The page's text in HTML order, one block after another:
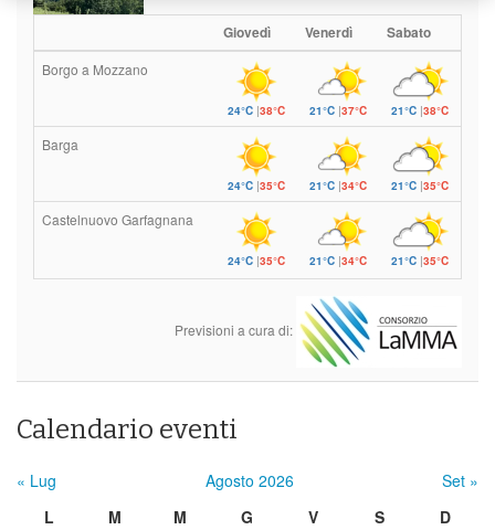
Giovedì Venerdì Sabato
Borgo a Mozzano
24°C |38°C 21°C |37°C 21°C |38°C
Barga
24°C |35°C 21°C |34°C 21°C |35°C
Castelnuovo Garfagnana
24°C |35°C 21°C |34°C 21°C |35°C
Previsioni a cura di:
Calendario eventi
« Lug Agosto 2026
Set »
L
M M G V S
D